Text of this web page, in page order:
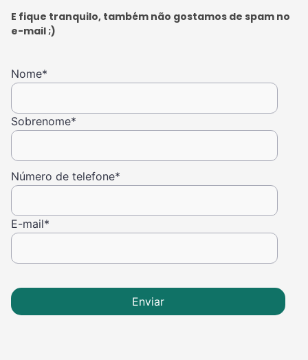
E fique tranquilo, também não gostamos de spam no
e-mail ;)
Nome*
Sobrenome*
Número de telefone*
E-mail*